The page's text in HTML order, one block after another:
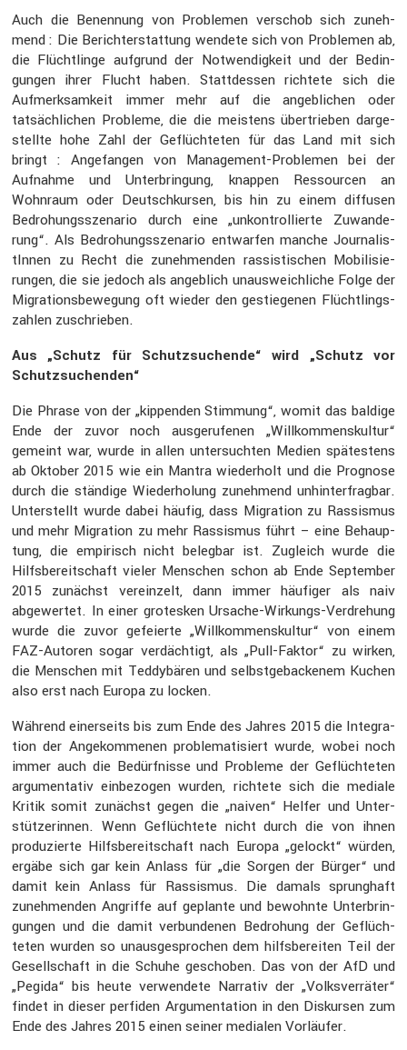
Auch die Benen­nung von Problemen verschob sich zuneh­
mend : Die Bericht­erstat­tung wendete sich von Problemen ab,
die Flücht­linge aufgrund der Notwen­dig­keit und der Bedin­
gungen ihrer Flucht haben. Statt­dessen richtete sich die
Aufmerk­sam­keit immer mehr auf die angeb­li­chen oder
tatsäch­li­chen Probleme, die die meistens übertrieben darge­
stellte hohe Zahl der Geflüch­teten für das Land mit sich
bringt : Angefangen von Manage­ment-Problemen bei der
Aufnahme und Unter­brin­gung, knappen Ressourcen an
Wohnraum oder Deutsch­kursen, bis hin zu einem diffusen
Bedro­hungs­sze­nario durch eine „unkon­trol­lierte Zuwan­de­
rung“. Als Bedro­hungs­sze­nario entwarfen manche Journa­lis­
tInnen zu Recht die zuneh­menden rassis­ti­schen Mobili­sie­
rungen, die sie jedoch als angeb­lich unaus­weich­liche Folge der
Migra­ti­ons­be­we­gung oft wieder den gestie­genen Flücht­lings­
zahlen zuschrieben.
Aus „Schutz für Schutz­su­chende“ wird „Schutz vor
Schutz­su­chenden“
Die Phrase von der „kippenden Stimmung“, womit das baldige
Ende der zuvor noch ausge­ru­fenen „Willkom­mens­kultur“
gemeint war, wurde in allen unter­suchten Medien spätes­tens
ab Oktober 2015 wie ein Mantra wieder­holt und die Prognose
durch die ständige Wieder­ho­lung zuneh­mend unhin­ter­fragbar.
Unter­stellt wurde dabei häufig, dass Migra­tion zu Rassismus
und mehr Migra­tion zu mehr Rassismus führt – eine Behaup­
tung, die empirisch nicht belegbar ist. Zugleich wurde die
Hilfs­be­reit­schaft vieler Menschen schon ab Ende September
2015 zunächst verein­zelt, dann immer häufiger als naiv
abgewertet. In einer grotesken Ursache-Wirkungs-Verdre­hung
wurde die zuvor gefei­erte „Willkom­mens­kultur“ von einem
FAZ-Autoren sogar verdäch­tigt, als „Pull-Faktor“ zu wirken,
die Menschen mit Teddy­bären und selbst­ge­ba­ckenem Kuchen
also erst nach Europa zu locken.
Während einer­seits bis zum Ende des Jahres 2015 die Integra­
tion der Angekom­menen proble­ma­ti­siert wurde, wobei noch
immer auch die Bedürf­nisse und Probleme der Geflüch­teten
argumen­tativ einbe­zogen wurden, richtete sich die mediale
Kritik somit zunächst gegen die „naiven“ Helfer und Unter­
stüt­ze­rinnen. Wenn Geflüch­tete nicht durch die von ihnen
produ­zierte Hilfs­be­reit­schaft nach Europa „gelockt“ würden,
ergäbe sich gar kein Anlass für „die Sorgen der Bürger“ und
damit kein Anlass für Rassismus. Die damals sprung­haft
zuneh­menden Angriffe auf geplante und bewohnte Unter­brin­
gungen und die damit verbun­denen Bedro­hung der Geflüch­
teten wurden so unaus­ge­spro­chen dem hilfs­be­reiten Teil der
Gesell­schaft in die Schuhe geschoben. Das von der AfD und
„Pegida“ bis heute verwen­dete Narrativ der „Volks­ver­räter“
findet in dieser perfiden Argumen­ta­tion in den Diskursen zum
Ende des Jahres 2015 einen seiner medialen Vorläufer.